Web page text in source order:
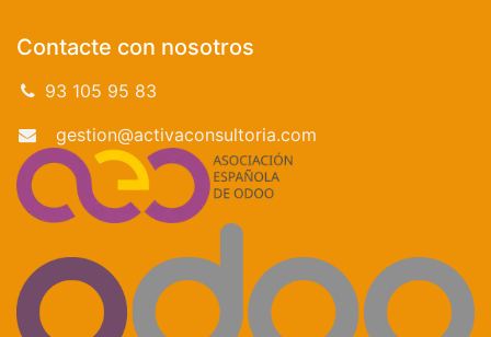
Contacte con nosotros
93 105 95 83
gestion@activaconsultoria.com